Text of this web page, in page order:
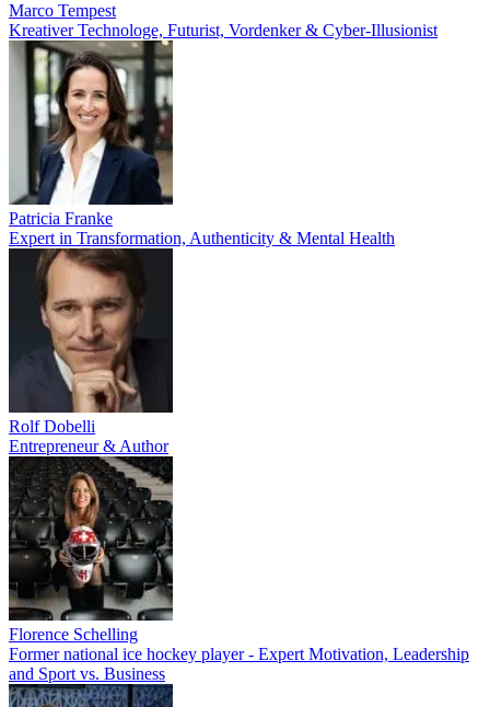
Marco Tempest
Kreativer Technologe, Futurist, Vordenker & Cyber-Illusionist
Patricia Franke
Expert in Transformation, Authenticity & Mental Health
Rolf Dobelli
Entrepreneur & Author
Florence Schelling
Former national ice hockey player - Expert Motivation, Leadership
and Sport vs. Business